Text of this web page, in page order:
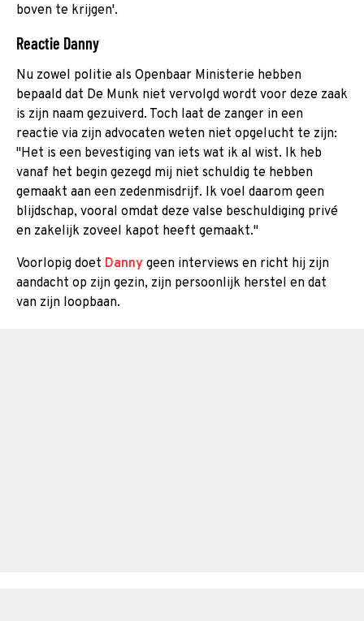
boven te krijgen'.
Reactie Danny
Nu zowel politie als Openbaar Ministerie hebben
bepaald dat De Munk niet vervolgd wordt voor deze zaak
is zijn naam gezuiverd. Toch laat de zanger in een
reactie via zijn advocaten weten niet opgelucht te zijn:
"Het is een bevestiging van iets wat ik al wist. Ik heb
vanaf het begin gezegd mij niet schuldig te hebben
gemaakt aan een zedenmisdrijf. Ik voel daarom geen
blijdschap, vooral omdat deze valse beschuldiging privé
en zakelijk zoveel kapot heeft gemaakt."
Voorlopig doet Danny geen interviews en richt hij zijn
aandacht op zijn gezin, zijn persoonlijk herstel en dat
van zijn loopbaan.